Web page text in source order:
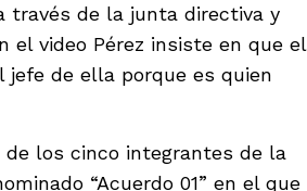
través de la junta directiva y
el video Pérez insiste en que el
de ella porque es quien
de los cinco integrantes de la
“Acuerdo 01” en el que